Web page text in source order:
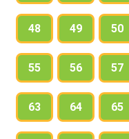
48 49 50
55 56 57
63 64 65